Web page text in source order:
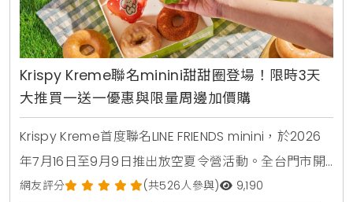
Krispy Kreme聯名minini甜甜圈登場！限時3天
大推買一送一優惠與限量周邊加價購
Krispy Kreme首度聯名LINE FRIENDS minini，於2026
年7月16日至9月9日推出放空夏令營活動。全台門市開
賣4款角色甜甜圈，包含草莓甜心、玉米拿鐵、焦糖牛
網友評分 (共526人參與) 9,190